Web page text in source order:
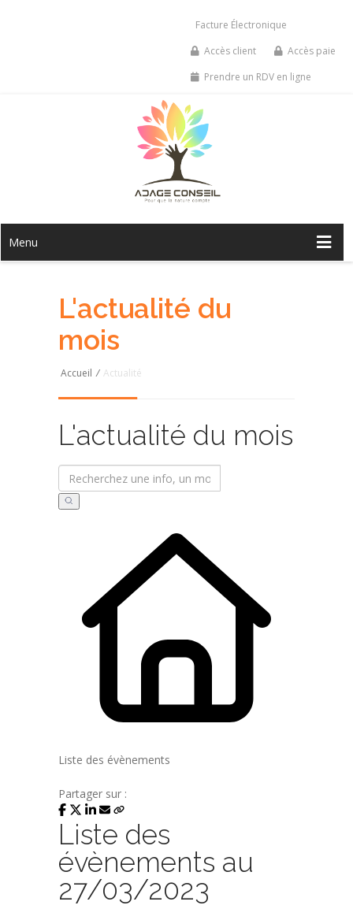
Facture Électronique
Accès client
Accès paie
Prendre un RDV en ligne
Menu
L'actualité du
mois
Accueil / Actualité
L'actualité du mois
Liste des évènements
Partager sur :
Liste des
évènements au
27/03/2023